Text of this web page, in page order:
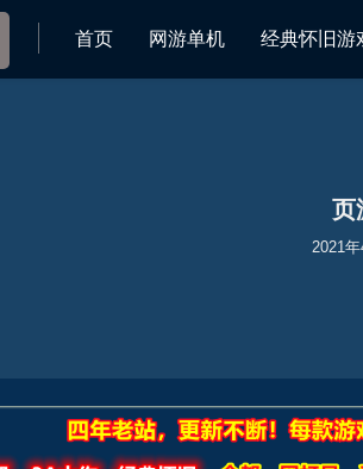
首页 网游单机 经典怀旧游
页
2021